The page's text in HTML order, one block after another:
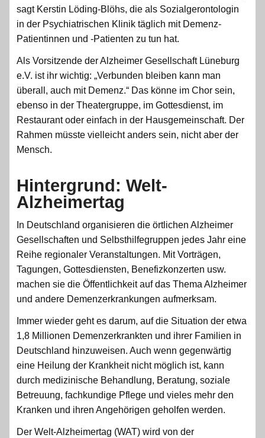
sagt Kerstin Löding-Blöhs, die als Sozialgerontologin
in der Psychiatrischen Klinik täglich mit Demenz-
Patientinnen und -Patienten zu tun hat.
Als Vorsitzende der Alzheimer Gesellschaft Lüneburg
e.V. ist ihr wichtig: „Verbunden bleiben kann man
überall, auch mit Demenz.“ Das könne im Chor sein,
ebenso in der Theatergruppe, im Gottesdienst, im
Restaurant oder einfach in der Hausgemeinschaft. Der
Rahmen müsste vielleicht anders sein, nicht aber der
Mensch.
Hintergrund: Welt-
Alzheimertag
In Deutschland organisieren die örtlichen Alzheimer
Gesellschaften und Selbsthilfegruppen jedes Jahr eine
Reihe regionaler Veranstaltungen. Mit Vorträgen,
Tagungen, Gottesdiensten, Benefizkonzerten usw.
machen sie die Öffentlichkeit auf das Thema Alzheimer
und andere Demenzerkrankungen aufmerksam.
Immer wieder geht es darum, auf die Situation der etwa
1,8 Millionen Demenzerkrankten und ihrer Familien in
Deutschland hinzuweisen. Auch wenn gegenwärtig
eine Heilung der Krankheit nicht möglich ist, kann
durch medizinische Behandlung, Beratung, soziale
Betreuung, fachkundige Pflege und vieles mehr den
Kranken und ihren Angehörigen geholfen werden.
Der Welt-Alzheimertag (WAT) wird von der